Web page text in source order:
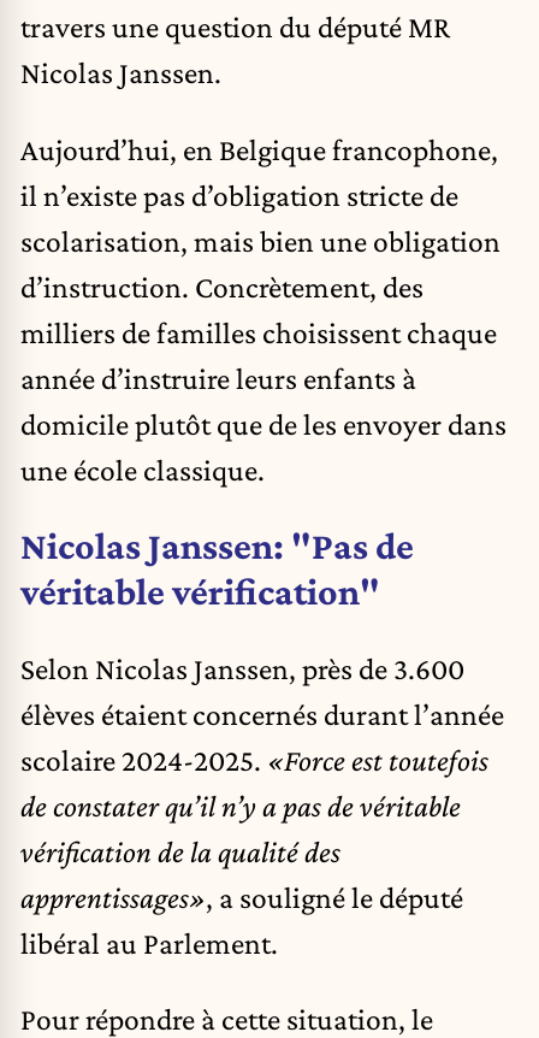
travers une question du député MR
Nicolas Janssen.
Aujourd’hui, en Belgique francophone,
il n’existe pas d’obligation stricte de
scolarisation, mais bien une obligation
d’instruction. Concrètement, des
milliers de familles choisissent chaque
année d’instruire leurs enfants à
domicile plutôt que de les envoyer dans
une école classique.
Nicolas Janssen: "Pas de
véritable vérification"
Selon Nicolas Janssen, près de 3.600
élèves étaient concernés durant l’année
scolaire 2024-2025. «Force est toutefois
de constater qu’il n’y a pas de véritable
vérification de la qualité des
apprentissages», a souligné le député
libéral au Parlement.
Pour répondre à cette situation, le